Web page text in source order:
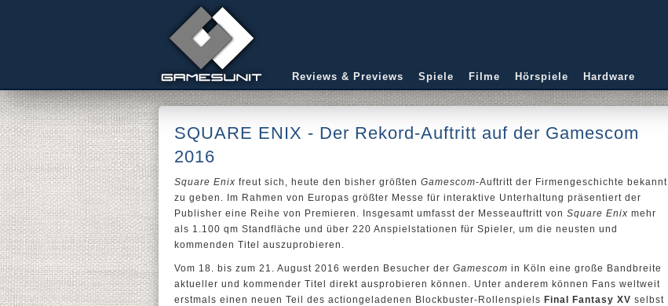
Reviews & Previews Spiele Filme Hörspiele Hardware
SQUARE ENIX - Der Rekord-Auftritt auf der Gamescom
2016
Square Enix freut sich, heute den bisher größten Gamescom-Auftritt der Firmengeschichte bekannt
zu geben. Im Rahmen von Europas größter Messe für interaktive Unterhaltung präsentiert der
Publisher eine Reihe von Premieren. Insgesamt umfasst der Messeauftritt von Square Enix mehr
als 1.100 qm Standfläche und über 220 Anspielstationen für Spieler, um die neusten und
kommenden Titel auszuprobieren.
Vom 18. bis zum 21. August 2016 werden Besucher der Gamescom in Köln eine große Bandbreite
aktueller und kommender Titel direkt ausprobieren können. Unter anderem können Fans weltweit
erstmals einen neuen Teil des actiongeladenen Blockbuster-Rollenspiels Final Fantasy XV selbst